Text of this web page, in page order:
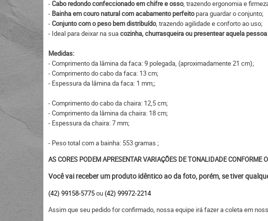
-Cabo redondo confeccionado em chifre e osso, trazendo ergonomia e
- Bainha em couro natural com acabamento perfeitopara guardar o conjunto;
-Conjunto com o peso bem distribuído, trazendo agilidade e conforto ao uso;
- Ideal para deixar na suacozinha, churrasqueira ou presentear aquela
Medidas:
- Comprimento da lâmina da faca: 9 polegada, (aproximadamente 21 cm);
- Comprimento do cabo da faca: 13 cm;
- Espessura da lâmina da faca: 1 mm;;
- Comprimento do cabo da chaira: 12,5 cm;
- Comprimento da lâmina da chaira: 18 cm;
- Espessura da chaira: 7 mm;
- Peso total com a bainha: 553 gramas ;
AS CORES PODEM APRESENTAR VARIAÇÕES DE TONALIDADE
Você vai receber um produto idêntico ao da foto, porém, se tiver
(42) 99158-5775ou(42) 99972-2214
Assim que seu pedido for confirmado, nossa equipe irá fazer a coleta em